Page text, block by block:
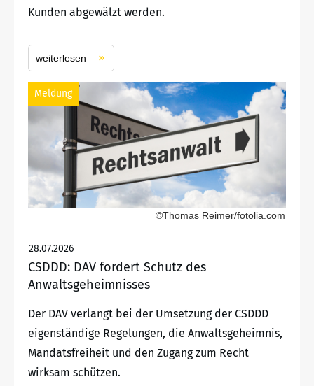
Kunden abgewälzt werden.
weiterlesen
Meldung
©Thomas Reimer/fotolia.com
28.07.2026
CSDDD: DAV fordert Schutz des
Anwaltsgeheimnisses
Der DAV verlangt bei der Umsetzung der CSDDD
eigenständige Regelungen, die Anwaltsgeheimnis,
Mandatsfreiheit und den Zugang zum Recht
wirksam schützen.